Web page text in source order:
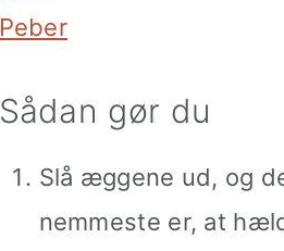
Peber
Sådan gør du
Slå æggene ud, og
nemmeste er, at